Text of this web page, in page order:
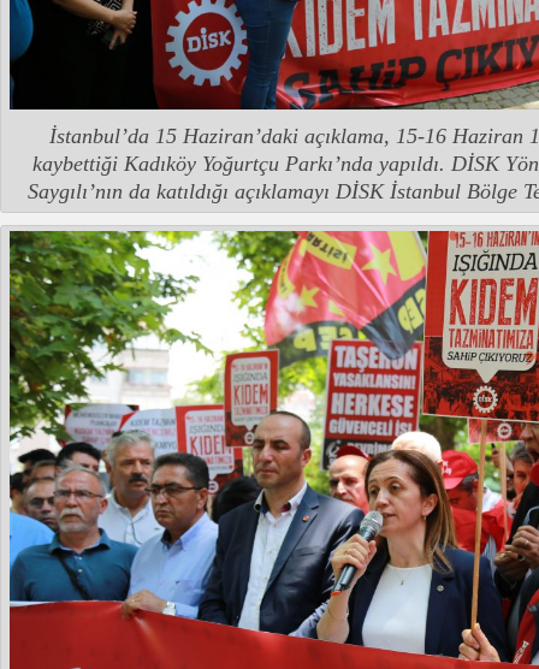
İstanbul’da 15 Haziran’daki açıklama, 15-16 Haziran
kaybettiği Kadıköy Yoğurtçu Parkı’nda yapıldı. DİSK
Saygılı’nın da katıldığı açıklamayı DİSK İstanbul